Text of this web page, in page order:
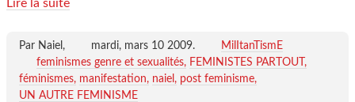
Lire la suite
Par Naiel, mardi, mars 10 2009.
MilItanTismE
feminismes genre et sexualités
FEMINISTES PARTOUT
féminismes manifestation naiel
post feminisme
UN AUTRE FEMINISME